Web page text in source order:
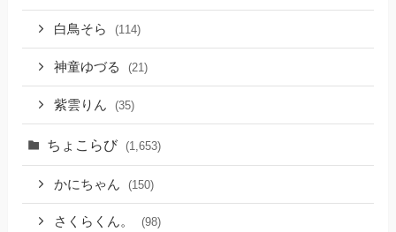
白鳥そら (114)
神童ゆづる (21)
紫雲りん (35)
ちょこらび (1,653)
かにちゃん (150)
さくらくん。 (98)